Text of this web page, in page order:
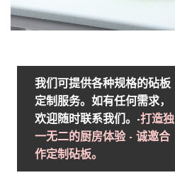
我们可提供各种规格的砧板
定制服务。如有任何需求，
欢迎随时联系我们。-打造独
一无二的厨房体验 - 诚邀合
作定制砧板。